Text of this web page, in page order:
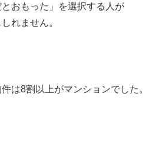
とおもった」を選択する人が
れません。
は8割以上がマンションでした。